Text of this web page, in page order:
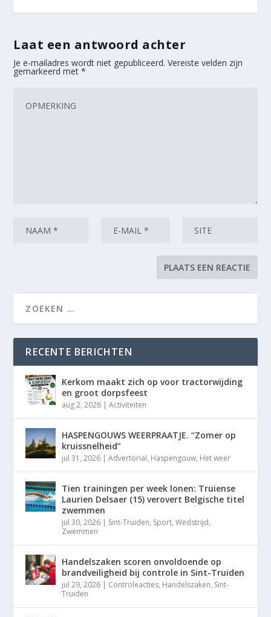
Laat een antwoord achter
Je e-mailadres wordt niet gepubliceerd. Vereiste velden zijn
gemarkeerd met*
RECENTE BERICHTEN
Kerkom maakt zich op voor tractorwijding
en groot dorpsfeest
aug 2, 2026 |Activiteiten
HASPENGOUWS WEERPRAATJE. “Zomer op
kruissnelheid”
jul 31, 2026 |Advertorial, Haspengouw, Het weer
Tien trainingen per week lonen: Truiense
Laurien Delsaer (15) verovert Belgische titel
zwemmen
jul 30, 2026 | Sint-Truiden, Sport,Wedstrijd,
Zwemmen
Handelszaken scoren onvoldoende op
brandveiligheid bij controle in Sint-Truiden
jul 29, 2026 | Controleacties, Handelszaken, Sint-
Truiden